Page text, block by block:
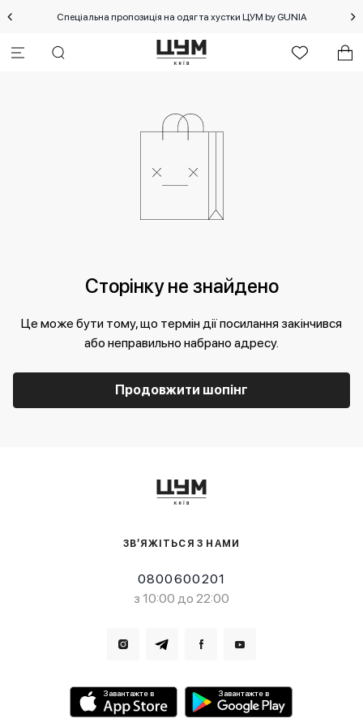
Спеціальна пропозиція на одяг та хустки ЦУМ by GUNIA
Сторінку не знайдено
Це може бути тому, що термін дії посилання закінчився
або неправильно набрано адресу.
Продовжити шопінг
ЗВ’ЯЖІТЬСЯ З НАМИ
0800600201
з 10:00 до 22:00
Завантажте в Завантажте в